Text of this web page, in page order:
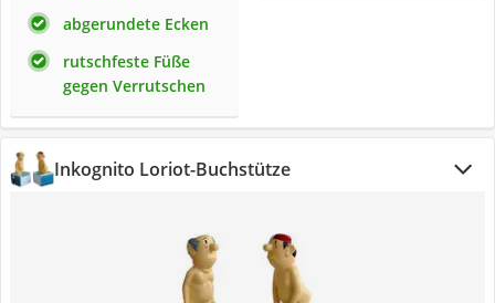
abgerundete Ecken
rutschfeste Füße
gegen Verrutschen
Inkognito Loriot-Buchstütze